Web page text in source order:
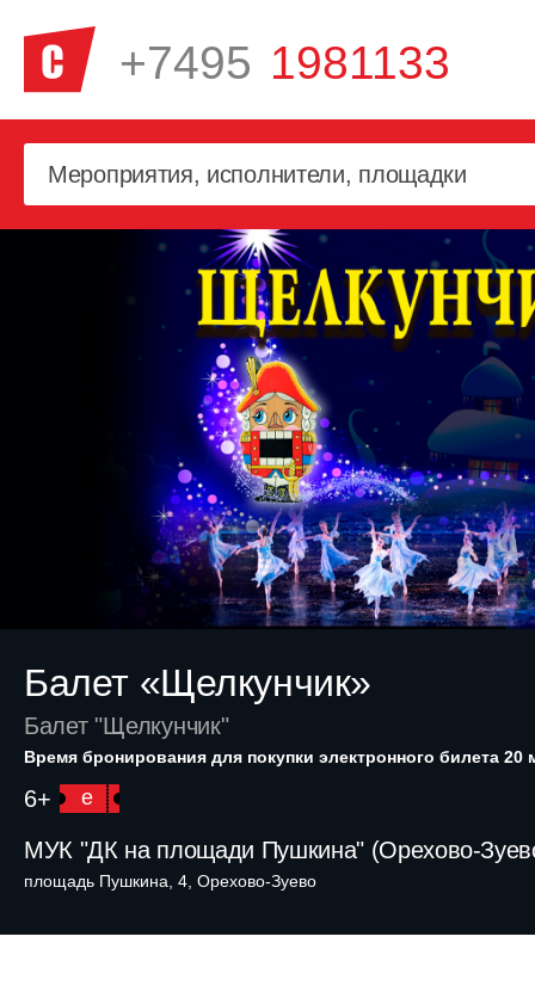
+7495 1981133
Балет «Щелкунчик»
Балет "Щелкунчик"
Время бронирования для покупки электронного билета 20
6+ e
МУК "ДК на площади Пушкина" (Орехово-
площадь Пушкина, 4, Орехово-Зуево